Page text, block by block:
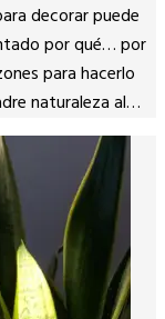
decorar puede
por qué… por
para hacerlo
naturaleza al…